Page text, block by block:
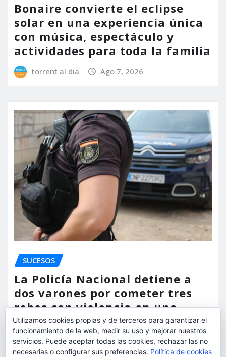
Bonaire convierte el eclipse
solar en una experiencia única
con música, espectáculo y
actividades para toda la familia
torrent al dia Ago 7, 2026
SUCESOS
La Policía Nacional detiene a
dos varones por cometer tres
robos con violencia en una
misma mañana
torrent al dia Ago 7, 2026
Utilizamos cookies propias y de terceros para garantizar el
funcionamiento de la web, medir su uso y mejorar nuestros
servicios. Puede aceptar todas las cookies, rechazar las no
necesarias o configurar sus preferencias. Política de cookies